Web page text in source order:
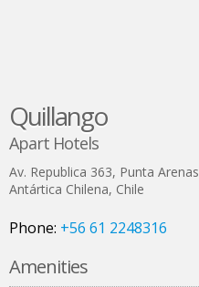
Quillango
Apart Hotels
Av. Republica 363, Punta Arenas
Antártica Chilena, Chile
Phone: +56 61 2248316
Amenities